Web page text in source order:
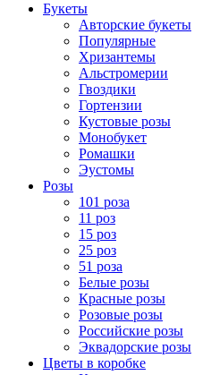
Букеты
Авторские букеты
Популярные
Хризантемы
Альстромерии
Гвоздики
Гортензии
Кустовые розы
Монобукет
Ромашки
Эустомы
Розы
101 роза
11 роз
15 роз
25 роз
51 роза
Белые розы
Красные розы
Розовые розы
Российские розы
Эквадорские розы
Цветы в коробке